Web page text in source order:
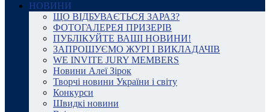
НОВИНИ
ЩО ВІДБУВАЄТЬСЯ ЗАРАЗ?
ФОТОГАЛЕРЕЯ ПРИЗЕРІВ
ПУБЛІКУЙТЕ ВАШІ НОВИНИ!
ЗАПРОШУЄМО ЖУРІ І ВИКЛАДАЧІВ
WE INVITE JURY MEMBERS
Новини Алеї Зірок
Творчі новини України і світу
Конкурси
Швидкі новини